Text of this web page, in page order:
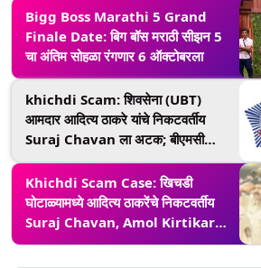
Bigg Boss Marathi 5 Grand
Finale Date: बिग बॉस मराठी सीझन 5
चा अंतिम सोहळा रंगणार 6 ऑक्टोबरला
khichdi Scam: शिवसेना (UBT)
आमदार आदित्य ठाकरे यांचे निकटवर्तीय
Suraj Chavan ला अटक; बीएमसी
कोविड सेंटर खिचडी घोटाळ्याप्रकरणी ED
ची कारवाई
Khichdi Scam Case: खिचडी
घोटाळ्यामध्ये आदित्य ठाकरेंचे निकटवर्तीय
Suraj Chavan, Amol Kirtikar
मुंबई पोलिसांच्या आर्थिक गुन्हे विभाग